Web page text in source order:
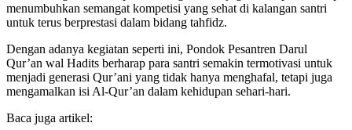
Selain sebagai bentuk apresiasi, kegiatan ini juga diharapkan mampu
menumbuhkan semangat kompetisi yang sehat di kalangan santri
Dengan adanya kegiatan seperti ini, Pondok Pesantren Darul
Qur’an wal Hadits berharap para santri semakin termotivasi untuk
menjadi generasi Qur’ani yang tidak hanya menghafal, tetapi juga